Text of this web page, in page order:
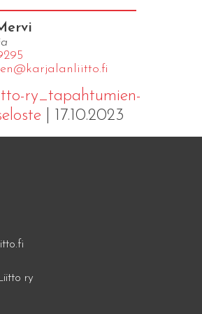
ry_tapahtumien-
| 17.10.2023
ry